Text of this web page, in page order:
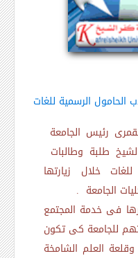
الرسمية للغات
رئيس الجامعة
طلبة وطالبات
خلال زيارتها
الجامعة .
فى خدمة المجتمع
للجامعة كى تكون
العلم الشامخة